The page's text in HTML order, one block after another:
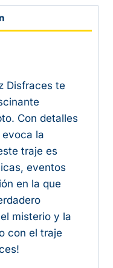
Disfraces te
Con detalles
la
traje es
eventos
en la que
misterio y la
con el traje